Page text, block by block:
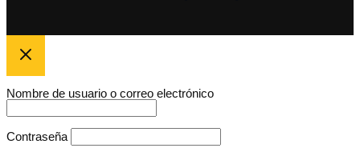
Nombre de usuario o correo electrónico
Contraseña